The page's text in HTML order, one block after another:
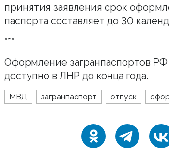
принятия заявления срок
паспорта составляет до 30
***
Оформление загранпаспортов РФ
доступно в ЛНР до конца года.
МВД загранпаспорт отпуск